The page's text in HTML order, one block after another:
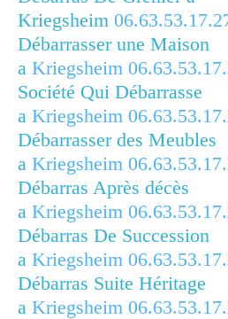
Kriegsheim
Débarrasser une Maison
a Kriegsheim
Société Qui Débarrasse
a Kriegsheim
Débarrasser des Meubles
a Kriegsheim
Débarras Après décès
a Kriegsheim
Débarras De Succession
a Kriegsheim
Débarras Suite Héritage
a Kriegsheim